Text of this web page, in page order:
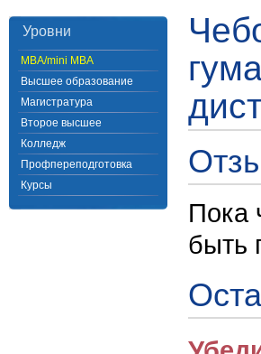
Уровни
MBA/mini MBA
Высшее образование
Магистратура
Второе высшее
Колледж
Профпереподготовка
Курсы
Пока
быть